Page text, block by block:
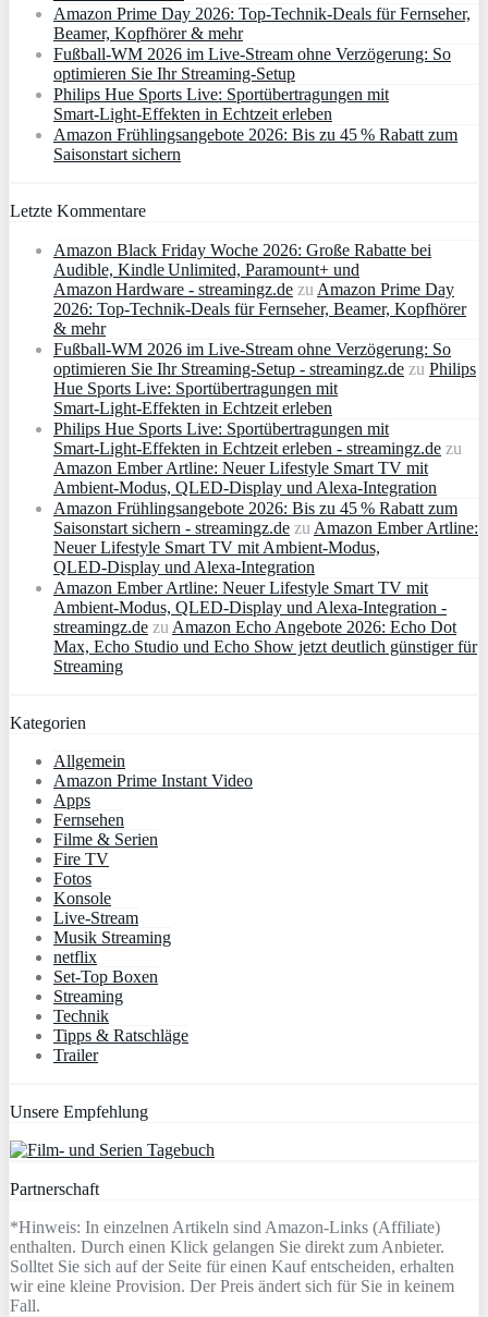
Amazon Prime Day 2026: Top-Technik-Deals für Fernseher,
Beamer, Kopfhörer & mehr
Fußball-WM 2026 im Live-Stream ohne Verzögerung: So
optimieren Sie Ihr Streaming-Setup
Philips Hue Sports Live: Sportübertragungen mit
Smart‑Light‑Effekten in Echtzeit erleben
Amazon Frühlingsangebote 2026: Bis zu 45 % Rabatt zum
Saisonstart sichern
Letzte Kommentare
Amazon Black Friday Woche 2026: Große Rabatte bei
Audible, Kindle Unlimited, Paramount+ und
Amazon Hardware - streamingz.de zuAmazon Prime Day
2026: Top-Technik-Deals für Fernseher, Beamer, Kopfhörer
& mehr
Fußball-WM 2026 im Live-Stream ohne Verzögerung: So
optimieren Sie Ihr Streaming-Setup - streamingz.de zu Philips
Hue Sports Live: Sportübertragungen mit
Smart‑Light‑Effekten in Echtzeit erleben
Philips Hue Sports Live: Sportübertragungen mit
Smart‑Light‑Effekten in Echtzeit erleben - streamingz.de zu
Amazon Ember Artline: Neuer Lifestyle Smart TV mit
Ambient‑Modus, QLED‑Display und Alexa‑Integration
Amazon Frühlingsangebote 2026: Bis zu 45 % Rabatt zum
Saisonstart sichern - streamingz.de zuAmazon Ember Artline:
Neuer Lifestyle Smart TV mit Ambient‑Modus,
QLED‑Display und Alexa‑Integration
Amazon Ember Artline: Neuer Lifestyle Smart TV mit
Ambient‑Modus, QLED‑Display und Alexa‑Integration -
streamingz.de zuAmazon Echo Angebote 2026: Echo Dot
Max, Echo Studio und Echo Show jetzt deutlich günstiger für
Streaming
Kategorien
Allgemein
Amazon Prime Instant Video
Apps
Fernsehen
Filme & Serien
Fire TV
Fotos
Konsole
Live-Stream
Musik Streaming
netflix
Set-Top Boxen
Streaming
Technik
Tipps & Ratschläge
Trailer
Unsere Empfehlung
Partnerschaft
*Hinweis: In einzelnen Artikeln sind Amazon-Links (Affiliate)
enthalten. Durch einen Klick gelangen Sie direkt zum Anbieter.
Solltet Sie sich auf der Seite für einen Kauf entscheiden, erhalten
wir eine kleine Provision. Der Preis ändert sich für Sie in keinem
Fall.